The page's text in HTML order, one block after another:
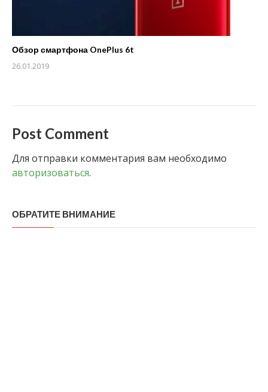
Обзор смартфона OnePlus 6t
26.01.2019
Post Comment
Для отправки комментария вам необходимо
авторизоваться.
ОБРАТИТЕ ВНИМАНИЕ